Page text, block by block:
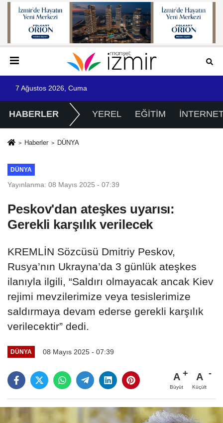
7 Ağustos 2026, Cuma
HABERLER YEREL EĞİTİM
Haberler DÜNYA
DÜNYA
Yayınlanma: 08 Mayıs 2025 - 07:39
Peskov'dan ateşkes uyarısı:
Gerekli karşılık verilecek
KREMLİN Sözcüsü Dmitriy Peskov,
Rusya’nın Ukrayna’da 3 günlük ateşkes
ilanıyla ilgili, “Saldırı olmayacak ancak Kiev
rejimi mevzilerimize veya tesislerimize
saldırmaya devam ederse gerekli karşılık
verilecektir” dedi.
DÜNYA 08 Mayıs 2025 - 07:39
A
Büyüt
A
Küçült